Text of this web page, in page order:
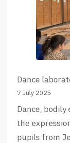
Dance
7 July 2025
Dance,
the
pupils from